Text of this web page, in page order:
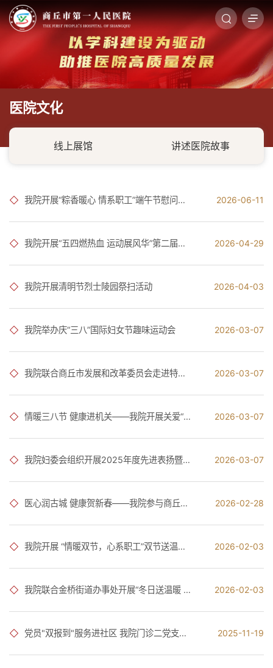
医院文化
线上展馆 讲述医院故事
我院开展“粽香暖心 情系职工”端午节慰问活动 2026-06-11
我院开展“五四燃热血 运动展风华”第二届趣味运动会 2026-04-29
我院开展清明节烈士陵园祭扫活动 2026-04-03
我院举办庆“三八”国际妇女节趣味运动会 2026-03-07
我院联合商丘市发展和改革委员会走进特校开展义诊慰问志愿服务活动 2026-03-07
情暖三八节 健康进机关——我院开展关爱“她健康”义诊活动 2026-03-07
我院妇委会组织开展2025年度先进表扬暨宣讲会 2026-03-07
医心润古城 健康贺新春——我院参与商丘古城春节文化活动 传递健康与温暖 2026-02-28
我院开展 “情暖双节，心系职工”双节送温暖活动 2026-02-03
我院联合金桥街道办事处开展“冬日送温暖 关爱环卫工”慰问活动 2026-02-03
党员"双报到"服务进社区 我院门诊二党支部携手香君社区开展环境整治与防病消杀活动 2025-11-19